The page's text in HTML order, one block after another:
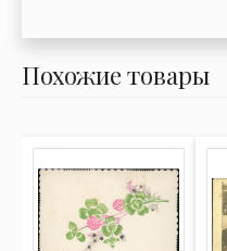
Похожие товары